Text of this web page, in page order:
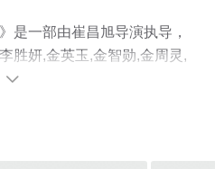
是一部由崔昌旭导演执导，
胜妍,金英玉,金智勋,金周灵,
,全秀景,崔娜舞,李奎翰,元钟
欣等演员精彩演绎的韩国电
